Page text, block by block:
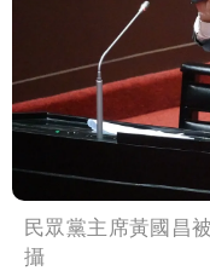
民眾黨主席黃國昌
攝